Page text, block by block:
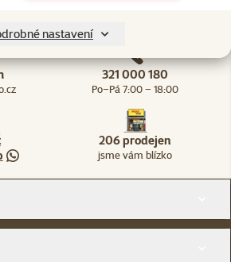
nastavení
321 000 180
Po–Pá 7:00 – 18:00
206 prodejen
jsme vám blízko